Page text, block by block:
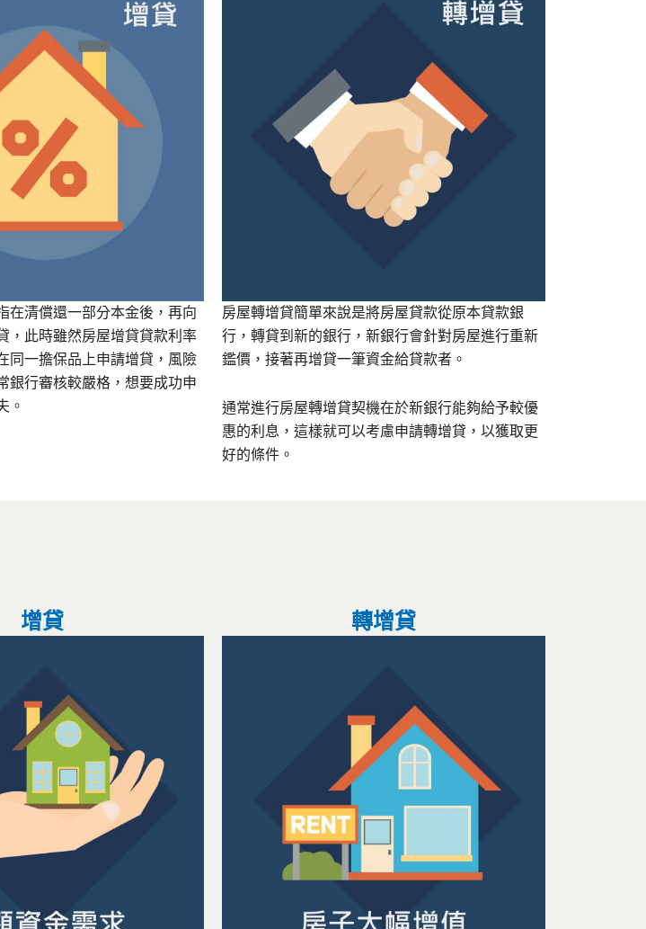
在清償還一部分本金後，再向
，此時雖然房屋增貸貸款利率
同一擔保品上申請增貸，風險
銀行審核較嚴格，想要成功申
。
房屋轉增貸簡單來說是將房屋貸款從原本貸款銀
行，轉貸到新的銀行，新銀行會針對房屋進行重新
鑑價，接著再增貸一筆資金給貸款者。
通常進行房屋轉增貸契機在於新銀行能夠給予較優
惠的利息，這樣就可以考慮申請轉增貸，以獲取更
好的條件。
增貸 轉增貸